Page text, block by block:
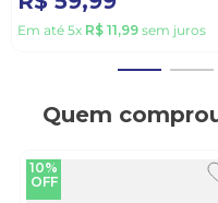
Em até 5x R$ 11,99 sem juros
Quem
10%
OFF